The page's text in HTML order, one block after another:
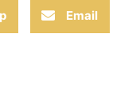
Email